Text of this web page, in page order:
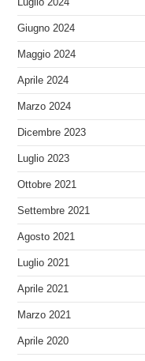
Luglio 2024
Giugno 2024
Maggio 2024
Aprile 2024
Marzo 2024
Dicembre 2023
Luglio 2023
Ottobre 2021
Settembre 2021
Agosto 2021
Luglio 2021
Aprile 2021
Marzo 2021
Aprile 2020